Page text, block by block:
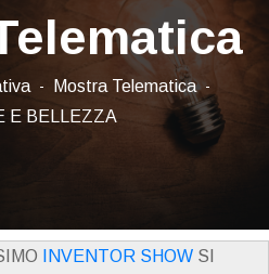
Mostra Telematica
E BELLEZZA
INVENTOR SHOW SI